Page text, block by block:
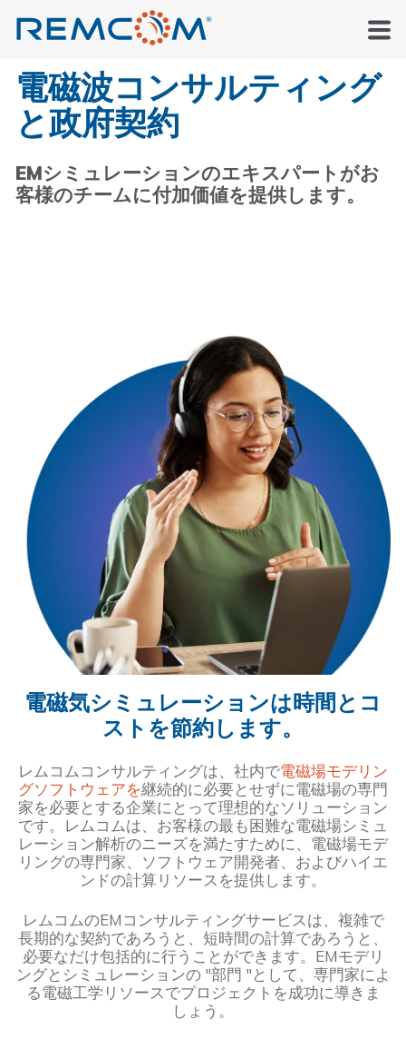
電磁波コンサルティング
と政府契約
EMシミュレーションのエキスパートがお
客様のチームに付加価値を提供します。
電磁気シミュレーションは時間とコ
ストを節約します。
レムコムコンサルティングは、社内で電磁場モデリン
グソフトウェアを継続的に必要とせずに電磁場の専門
家を必要とする企業にとって理想的なソリューション
です。レムコムは、お客様の最も困難な電磁場シミュ
レーション解析のニーズを満たすために、電磁場モデ
リングの専門家、ソフトウェア開発者、およびハイエ
ンドの計算リソースを提供します。
レムコムのEMコンサルティングサービスは、複雑で
長期的な契約であろうと、短時間の計算であろうと、
必要なだけ包括的に行うことができます。EMモデリ
ングとシミュレーションの "部門 "として、専門家によ
る電磁工学リソースでプロジェクトを成功に導きま
しょう。